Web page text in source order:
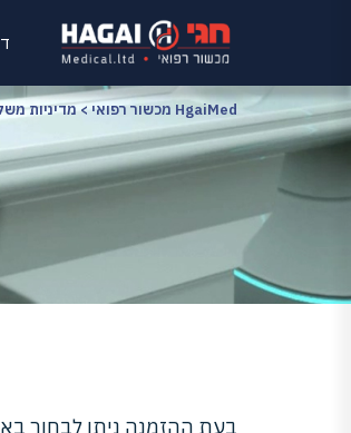
HgaiMed מכשור רפואי >מדיניות
בעת ההזמנה ניתן לבחור